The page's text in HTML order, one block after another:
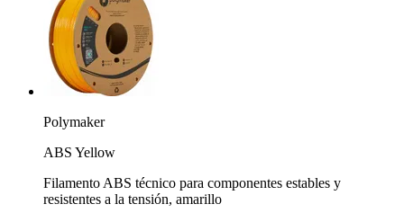
Polymaker
ABS Yellow
Filamento ABS técnico para componentes estables y
resistentes a la tensión, amarillo